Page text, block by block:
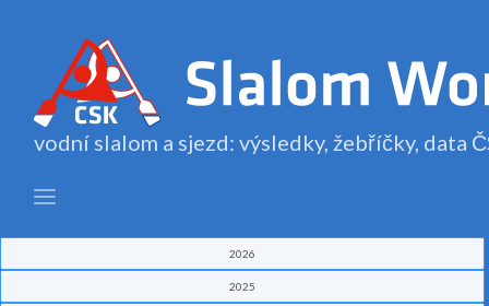
vodní slalom a sjezd: výsledky, žebříčky, data
2026
2025